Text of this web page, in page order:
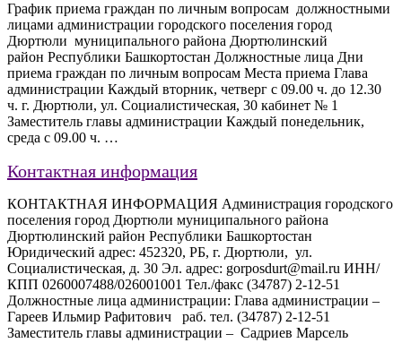
График приема граждан по личным вопросам должностными
лицами администрации городского поселения город
Дюртюли муниципального района Дюртюлинский
район Республики Башкортостан Должностные лица Дни
приема граждан по личным вопросам Места приема Глава
администрации Каждый вторник, четверг с 09.00 ч. до 12.30
ч. г. Дюртюли, ул. Социалистическая, 30 кабинет № 1
Заместитель главы администрации Каждый понедельник,
среда с 09.00 ч. …
Контактная информация
КОНТАКТНАЯ ИНФОРМАЦИЯ Администрация городского
поселения город Дюртюли муниципального района
Дюртюлинский район Республики Башкортостан
Юридический адрес: 452320, РБ, г. Дюртюли, ул.
Социалистическая, д. 30 Эл. адрес: gorposdurt@mail.ru ИНН/
КПП 0260007488/026001001 Тел./факс (34787) 2-12-51
Должностные лица администрации: Глава администрации –
Гареев Ильмир Рафитович раб. тел. (34787) 2-12-51
Заместитель главы администрации – Садриев Марсель